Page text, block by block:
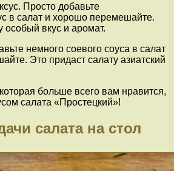
Просто добавьте
в салат и хорошо перемешайте.
особый вкус и аромат.
немного соевого соуса в салат
Это придаст салату азиатский
больше всего вам нравится,
салата «Простецкий»!
салата на стол